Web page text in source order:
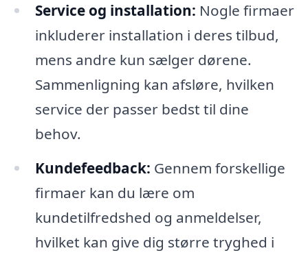
Service og installation: Nogle firmaer
inkluderer installation i deres tilbud,
mens andre kun sælger dørene.
Sammenligning kan afsløre, hvilken
service der passer bedst til dine
behov.
Kundefeedback: Gennem forskellige
firmaer kan du lære om
kundetilfredshed og anmeldelser,
hvilket kan give dig større tryghed i